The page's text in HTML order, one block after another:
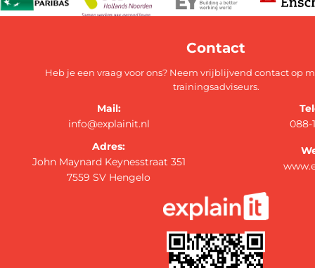
Contact
Heb je een vraag voor ons? Neem vrijblijvend contact op
trainingsadviseurs.
Mail:
info@explainit.nl
088-
Adres:
John Maynard Keynesstraat 351
7559 SV Hengelo